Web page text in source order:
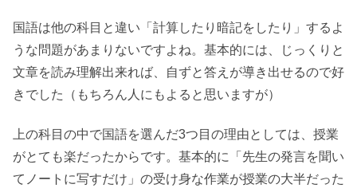
国語は他の科目と違い「計算したり暗記をしたり」するよ
うな問題があまりないですよね。基本的には、じっくりと
文章を読み理解出来れば、自ずと答えが導き出せるので好
きでした（もちろん人にもよると思いますが）
上の科目の中で国語を選んだ3つ目の理由としては、授業
がとても楽だったからです。基本的に「先生の発言を聞い
てノートに写すだけ」の受け身な作業が授業の大半だった